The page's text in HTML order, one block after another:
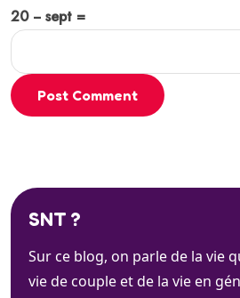
20 − sept =
Post Comment
SNT ?
Sur ce blog, on parle de la vie
vie de couple et de la vie en